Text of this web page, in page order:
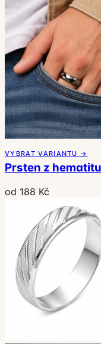
VYBRAT VARIANTU →
Prsten z
od 188 Kč